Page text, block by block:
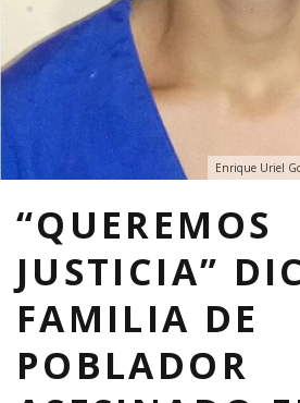
Enrique Uriel
“QUEREMOS
JUSTICIA”
FAMILIA DE
POBLADOR